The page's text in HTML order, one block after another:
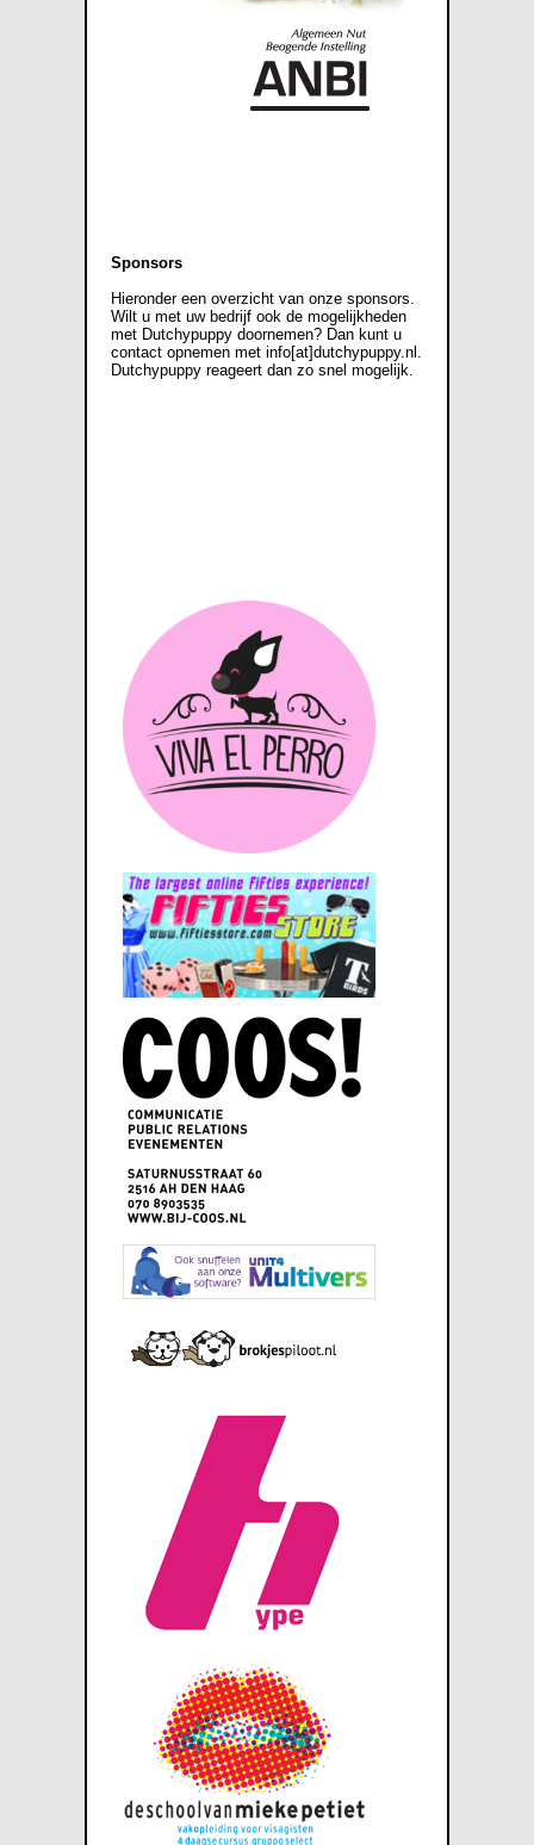
Sponsors
Hieronder een overzicht van onze sponsors.
Wilt u met uw bedrijf ook de mogelijkheden
met Dutchypuppy doornemen? Dan kunt u
contact opnemen met info[at]dutchypuppy.nl.
Dutchypuppy reageert dan zo snel mogelijk.